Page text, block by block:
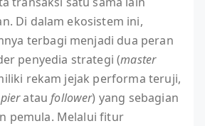
Di dalam ekosistem ini,
terbagi menjadi dua peran
penyedia strategi (master
rekam jejak performa teruji,
ataufollower) yang sebagian
pemula. Melalui fitur